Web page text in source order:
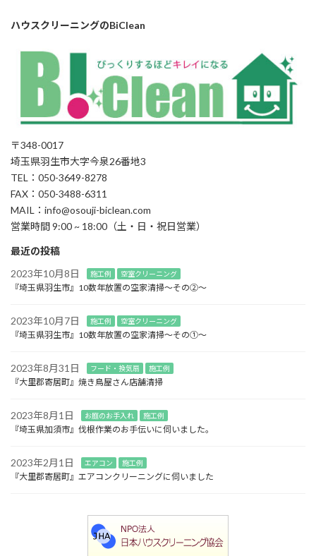
ハウスクリーニングのBiClean
〒348-0017
埼玉県羽生市大字今泉26番地3
TEL：050-3649-8278
FAX：050-3488-6311
MAIL：info@osouji-biclean.com
営業時間 9:00 ~ 18:00（土・日・祝日営業）
最近の投稿
2023年10月8日
施工例 空室クリーニング
『埼玉県羽生市』10数年放置の空家清掃～その②～
2023年10月7日 施工例 空室クリーニング
『埼玉県羽生市』10数年放置の空家清掃～その①～
2023年8月31日 フード・換気扇 施工例
『大里郡寄居町』焼き鳥屋さん店舗清掃
2023年8月1日 お庭のお手入れ 施工例
『埼玉県加須市』伐根作業のお手伝いに伺いました。
2023年2月1日 エアコン 施工例
『大里郡寄居町』エアコンクリーニングに伺いました